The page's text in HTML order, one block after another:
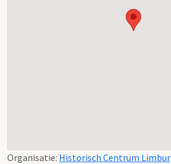
Organisatie: Historisch Centrum